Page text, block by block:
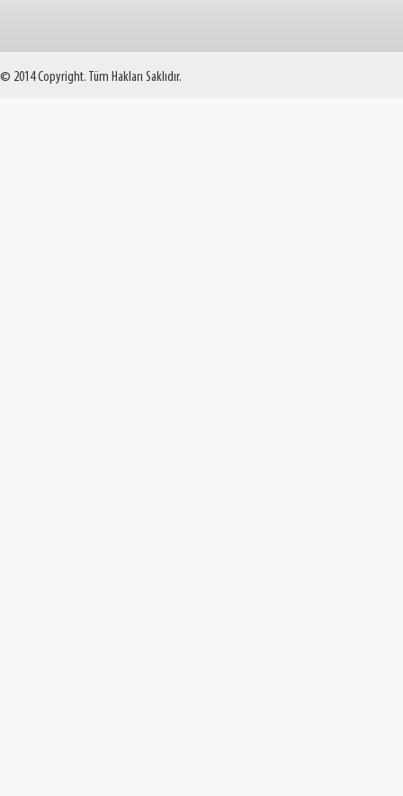
© 2014 Copyright. Tüm Hakları Saklıdır.